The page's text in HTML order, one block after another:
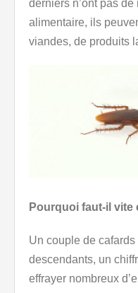
derniers n’ont pas
alimentaire, ils
viandes, de produits
Pourquoi faut-il vite
Un couple de
descendants, un
effrayer nombreux